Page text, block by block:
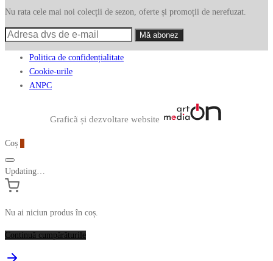
Nu rata cele mai noi colecții de sezon, oferte și promoții de nerefuzat.
Politica de confidențialitate
Cookie-urile
ANPC
Graficã și dezvoltare website
Coș
Updating…
Nu ai niciun produs în coș.
Continuă cumpărăturile